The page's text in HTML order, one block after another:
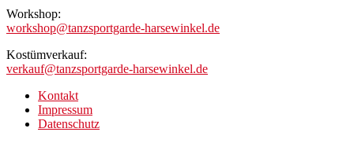
Workshop:
workshop@tanzsportgarde-harsewinkel.de
Kostümverkauf:
verkauf@tanzsportgarde-harsewinkel.de
Kontakt
Impressum
Datenschutz